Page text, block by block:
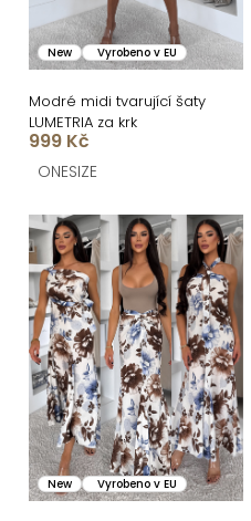
k
t
ů
o
d
u
k
ů
New Vyrobeno v EU
Modré midi tvarující šaty
LUMETRIA za krk
999 Kč
ONESIZE
New Vyrobeno v EU